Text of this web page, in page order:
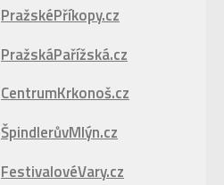
PražskéPříkopy.cz
PražskáPařížská.cz
CentrumKrkonoš.cz
ŠpindlerůvMlýn.cz
FestivalovéVary.cz